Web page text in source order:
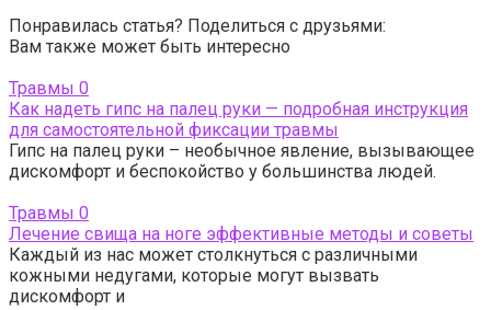
Понравилась статья? Поделиться с друзьями:
Вам также может быть интересно
Травмы 0
Как надеть гипс на палец руки — подробная инструкция
для самостоятельной фиксации травмы
Гипс на палец руки – необычное явление, вызывающее
дискомфорт и беспокойство у большинства людей.
Травмы 0
Лечение свища на ноге эффективные методы и советы
Каждый из нас может столкнуться с различными
кожными недугами, которые могут вызвать
дискомфорт и